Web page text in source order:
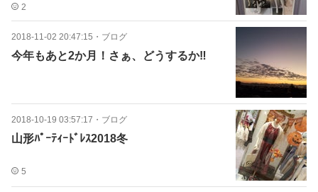
2
2018-11-02 20:47:15 ・ ブログ
今年もあと2か月！さぁ、どうするか‼
2018-10-19 03:57:17 ・ ブログ
山形ﾊﾟｰﾃｨｰﾄﾞﾚｽ2018冬
5